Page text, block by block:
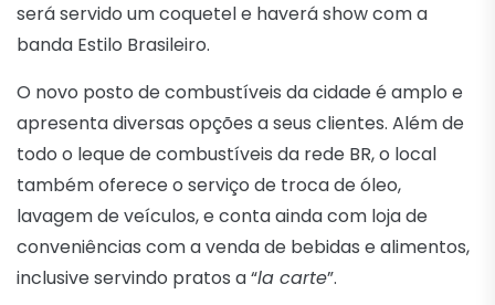
será servido um coquetel e haverá show com a
banda Estilo Brasileiro.
O novo posto de combustíveis da cidade é amplo e
apresenta diversas opções a seus clientes. Além de
todo o leque de combustíveis da rede BR, o local
também oferece o serviço de troca de óleo,
lavagem de veículos, e conta ainda com loja de
conveniências com a venda de bebidas e alimentos,
inclusive servindo pratos a “la carte”.